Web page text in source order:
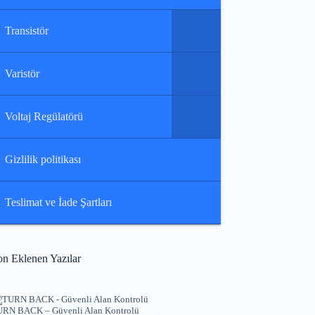
Transistör
Varistör
Voltaj Regülatörü
Gizlilik politikası
Teslimat ve İade Şartları
Eklenen Yazılar
BACK – Güvenli Alan Kontrolü